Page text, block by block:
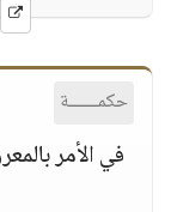
حكمــــــة
في الأمر